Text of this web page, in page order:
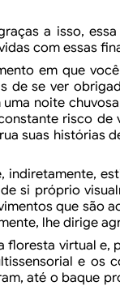
a isso,
com essas
em que
de se ver
noite
risco
suas histórias
indiretamente,
si próprio
que são
lhe dirige
floresta virtual e,
e os
até o baque